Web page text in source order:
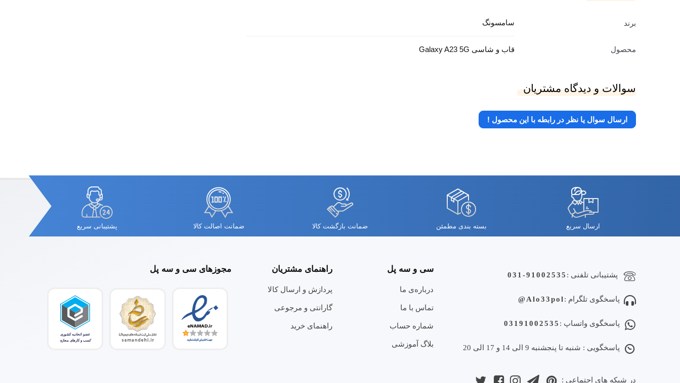
برند سامسونگ
محصول قاب و شاسی Galaxy A23 5G
سوالات و دیدگاه مشتریان
ارسال سوال یا نظر در رابطه با این محصول !
ارسال سریع بسته بندی مطمئن ضمانت بازگشت کالا ضمانت اصالت کالا پشتیبانی سریع
پشتیبانی تلفنی : 031-91002535
پاسخگوی تلگرام :Alo33pol@
پاسخگوی واتساپ : 03191002535
پاسخگویی : شنبه تا پنجشنبه 9 الی 14 و 17 الی 20
در شبکه های اجتماعی :
سی و سه پل
درباره‌ی ما
تماس با ما
شماره حساب
بلاگ آموزشی
راهنمای مشتریان
پردازش و ارسال کالا
گارانتی و مرجوعی
راهنمای خرید
مجوزهای سی و سه پل